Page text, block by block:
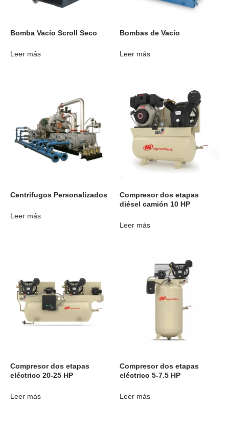
Bomba Vacío Scroll Seco
Leer más
Bombas de Vacío
Leer más
Centrifugos Personalizados
Leer más
Compresor dos etapas
diésel camión 10 HP
Leer más
Compresor dos etapas
eléctrico 20-25 HP
Leer más
Compresor dos etapas
eléctrico 5-7.5 HP
Leer más